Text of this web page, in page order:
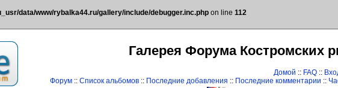
data/www/rybalka44.ru/gallery/include/debugger.inc.php on line 112
Галерея Форума Костромских
Домой :: FAQ ::
Форум:: Список альбомов:: Последние добавления :: Последние комментарии ::